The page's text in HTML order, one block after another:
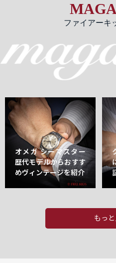
ファイアーキ
オメガ シーマスター
歴代モデルからおすす
めヴィンテージを紹介
もっ